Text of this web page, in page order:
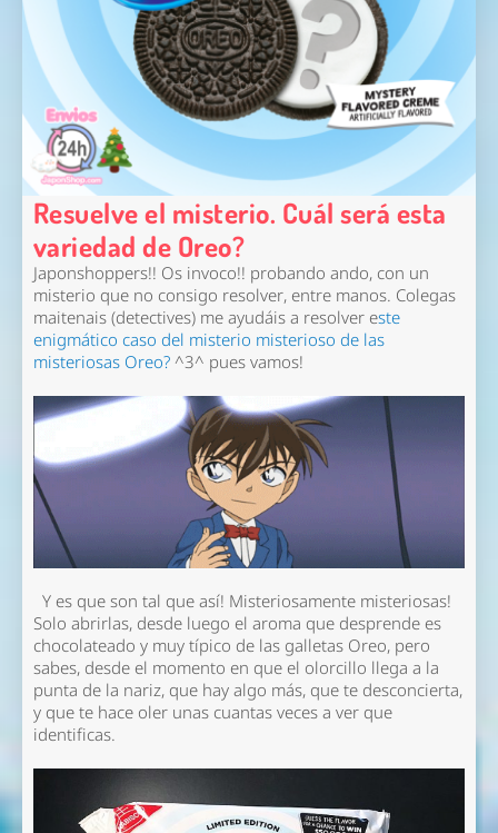
Resuelve el misterio. Cuál será esta
variedad de Oreo?
Japonshoppers!! Os invoco!! probando ando, con un
misterio que no consigo resolver, entre manos. Colegas
maitenais (detectives) me ayudáis a resolver este
enigmático caso del misterio misterioso de las
misteriosas Oreo?^3^ pues vamos!
Y es que son tal que así! Misteriosamente misteriosas!
Solo abrirlas, desde luego el aroma que desprende es
chocolateado y muy típico de las galletas Oreo, pero
sabes, desde el momento en que el olorcillo llega a la
punta de la nariz, que hay algo más, que te desconcierta,
y que te hace oler unas cuantas veces a ver que
identificas.